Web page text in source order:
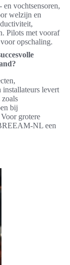
vochtsensoren,
welzijn en
Pilots met vooraf
opschaling.
installateurs levert
zoals
bij
grotere
NL een